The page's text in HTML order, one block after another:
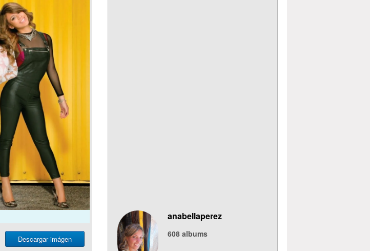
Descargar imágen
anabellaperez
608 albums